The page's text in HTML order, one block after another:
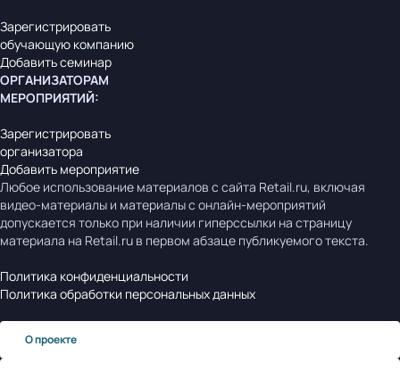
Зарегистрировать
обучающую компанию
Добавить семинар
ОРГАНИЗАТОРАМ
МЕРОПРИЯТИЙ:
Зарегистрировать
организатора
Добавить мероприятие
Любое использование материалов с сайта Retail.ru, включая
видео-материалы и материалы с онлайн-мероприятий
допускается только при наличии гиперссылки на страницу
материала на Retail.ru в первом абзаце публикуемого текста.
Политика конфиденциальности
Политика обработки персональных данных
О проекте